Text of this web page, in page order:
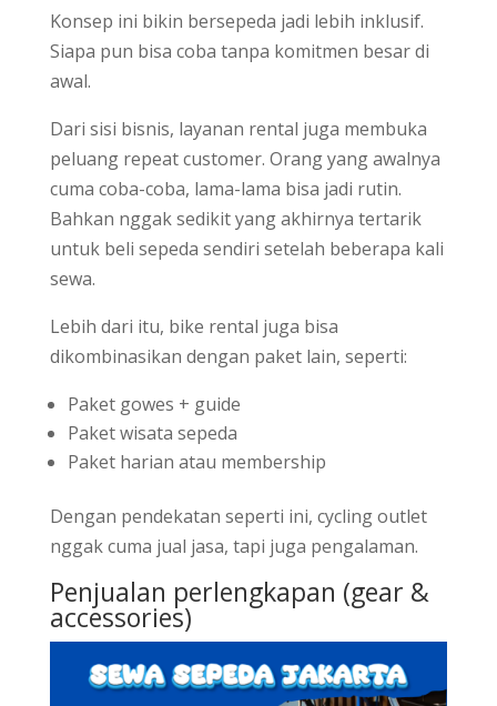
Konsep ini bikin bersepeda jadi lebih inklusif.
Siapa pun bisa coba tanpa komitmen besar di
awal.
Dari sisi bisnis, layanan rental juga membuka
peluang repeat customer. Orang yang awalnya
cuma coba-coba, lama-lama bisa jadi rutin.
Bahkan nggak sedikit yang akhirnya tertarik
untuk beli sepeda sendiri setelah beberapa kali
sewa.
Lebih dari itu, bike rental juga bisa
dikombinasikan dengan paket lain, seperti:
Paket gowes + guide
Paket wisata sepeda
Paket harian atau membership
Dengan pendekatan seperti ini, cycling outlet
nggak cuma jual jasa, tapi juga pengalaman.
Penjualan perlengkapan (gear &
accessories)